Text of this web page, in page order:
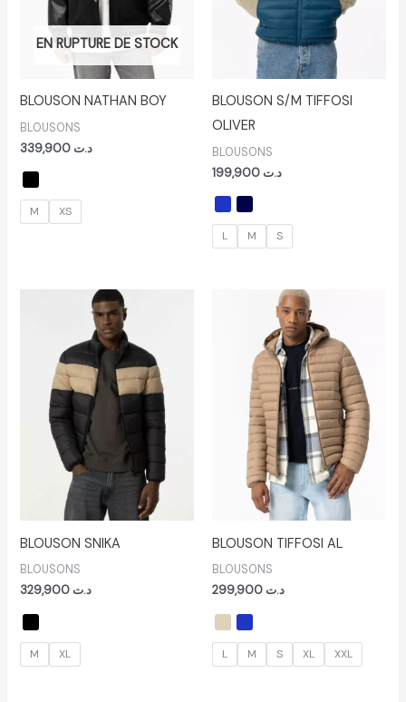
EN RUPTURE DE STOCK
BLOUSON NATHAN BOY
BLOUSONS
د.ت
M XS
BLOUSON S/M TIFFOSI
OLIVER
BLOUSONS
د.ت
L M S
BLOUSON SNIKA
BLOUSONS
د.ت
M XL
BLOUSON TIFFOSI AL
BLOUSONS
د.ت
L M S XL XXL